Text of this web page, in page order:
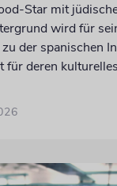
Star mit
wird für
der spanischen
für deren